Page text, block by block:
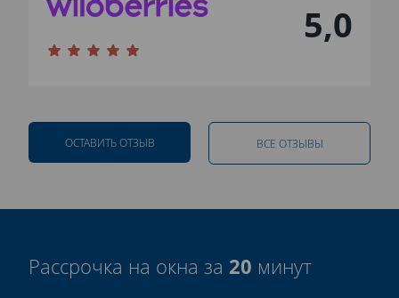
5,0
ОСТАВИТЬ ОТЗЫВ ВСЕ ОТЗЫВЫ
Рассрочка на окна за 20 минут